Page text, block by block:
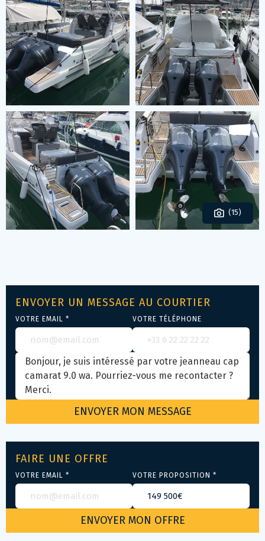
(15)
ENVOYER UN MESSAGE AU COURTIER
VOTRE EMAIL * VOTRE TÉLÉPHONE
FAIRE UNE OFFRE
VOTRE EMAIL * VOTRE PROPOSITION *